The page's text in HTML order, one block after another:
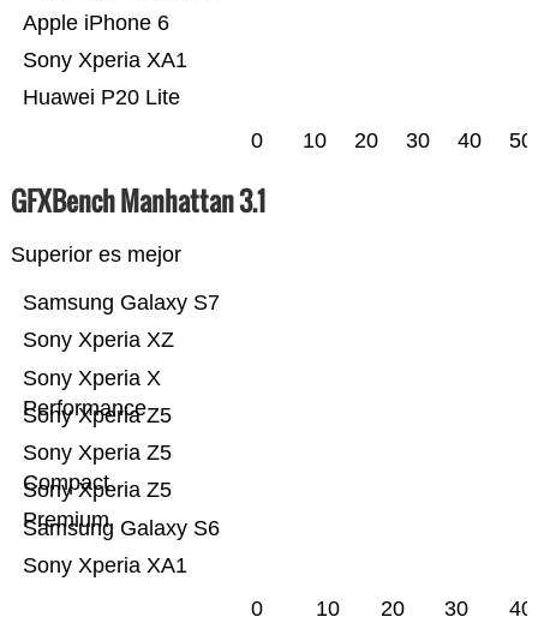
Huawei P20 Lite
Sony Xperia XA1
Apple iPhone 6
0 10 20 30 40 50
GFXBench Manhattan 3.1
Superior es mejor
Sony Xperia XA1
Samsung Galaxy S6
Sony Xperia Z5
Premium
Sony Xperia Z5
Compact
Sony Xperia Z5
Sony Xperia X
Performance
Sony Xperia XZ
Samsung Galaxy S7
0 10 20 30 40